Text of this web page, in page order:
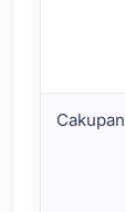
Cakupan